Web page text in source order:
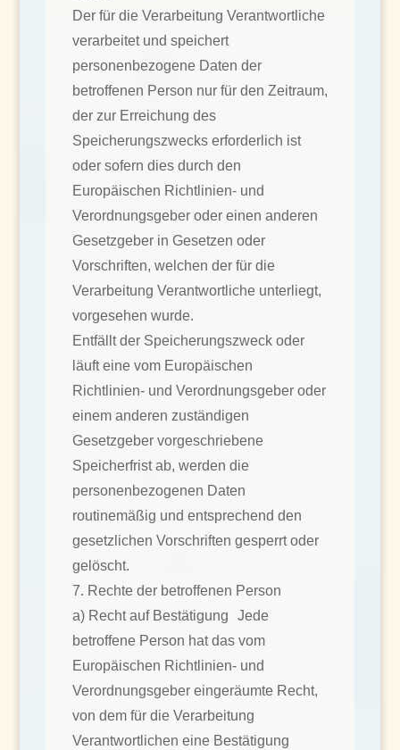
Der für die Verarbeitung Verantwortliche
verarbeitet und speichert
personenbezogene Daten der
betroffenen Person nur für den Zeitraum,
der zur Erreichung des
Speicherungszwecks erforderlich ist
oder sofern dies durch den
Europäischen Richtlinien- und
Verordnungsgeber oder einen anderen
Gesetzgeber in Gesetzen oder
Vorschriften, welchen der für die
Verarbeitung Verantwortliche unterliegt,
vorgesehen wurde.
Entfällt der Speicherungszweck oder
läuft eine vom Europäischen
Richtlinien- und Verordnungsgeber oder
einem anderen zuständigen
Gesetzgeber vorgeschriebene
Speicherfrist ab, werden die
personenbezogenen Daten
routinemäßig und entsprechend den
gesetzlichen Vorschriften gesperrt oder
gelöscht.
7. Rechte der betroffenen Person
a) Recht auf Bestätigung Jede
betroffene Person hat das vom
Europäischen Richtlinien- und
Verordnungsgeber eingeräumte Recht,
von dem für die Verarbeitung
Verantwortlichen eine Bestätigung